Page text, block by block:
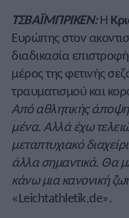
ΤΣΒΑΪΜΠΡΙΚΕΝ:Η
Ευρώπης στον
διαδικασία
μέρος της φετινής
τραυματισμού και
Από αθλητικής
μένα. Αλλά έχω
μεταπτυχιακό
άλλα σημαντικά. Θα
κάνω μια κανονική
«Leichtathletik.de».